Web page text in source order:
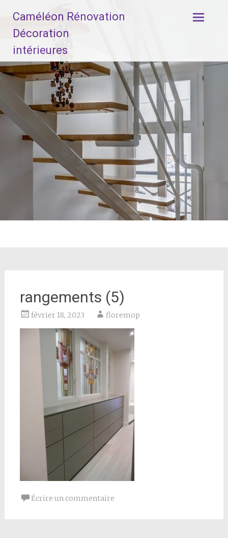
contenu
Caméléon Rénovation
Décoration
intérieures
rangements (5)
février 18, 2023 floremop
Écrire un commentaire